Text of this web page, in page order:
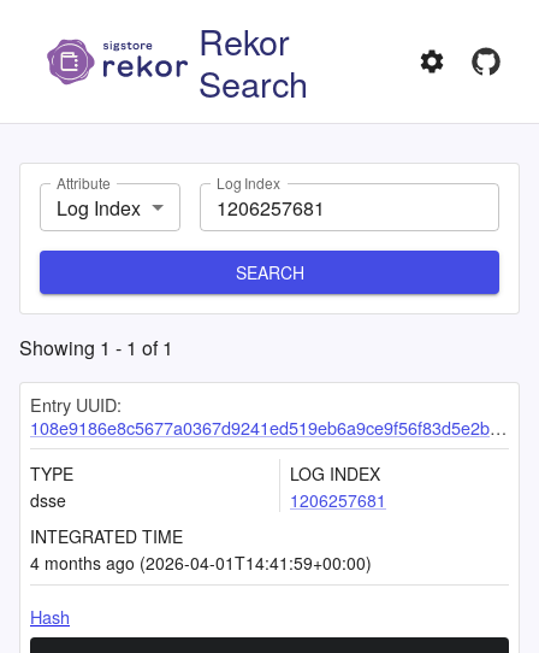
Rekor
Search
Attribute
Log Index
Log Index
SEARCH
Showing 1 - 1 of1
Entry UUID:
108e9186e8c5677a0367d9241ed519eb6a9ce9f56f83d5e2bb45804f5d77f3f8e8b4f297df7504e1
TYPE
dsse
LOG INDEX
1206257681
INTEGRATED TIME
4 months ago (2026-04-01T14:41:59+00:00)
Hash